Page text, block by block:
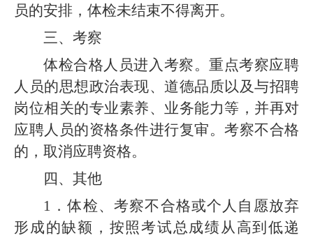
员的安排，体检未结束不得离开。
三、考察
体检合格人员进入考察。重点考察应聘
人员的思想政治表现、道德品质以及与招聘
岗位相关的专业素养、业务能力等，并再对
应聘人员的资格条件进行复审。考察不合格
的，取消应聘资格。
四、其他
1．体检、考察不合格或个人自愿放弃
形成的缺额，按照考试总成绩从高到低递